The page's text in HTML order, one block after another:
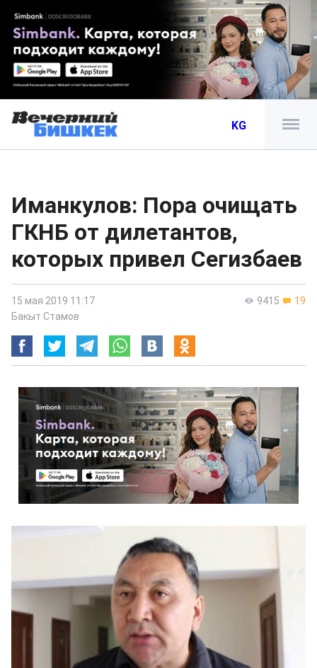
KG
Иманкулов: Пора очищать
ГКНБ от дилетантов,
которых привел Сегизбаев
9415 19
15 мая 2019 11:17
Бакыт Стамов